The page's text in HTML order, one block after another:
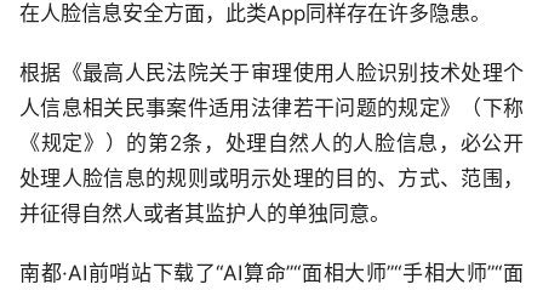
在人脸信息安全方面，此类App同样存在许多隐患。
根据《最高人民法院关于审理使用人脸识别技术处理个
人信息相关民事案件适用法律若干问题的规定》（下称
《规定》）的第2条，处理自然人的人脸信息，必公开
处理人脸信息的规则或明示处理的目的、方式、范围，
并征得自然人或者其监护人的单独同意。
南都·AI前哨站下载了“AI算命”“面相大师”“手相大师”“面